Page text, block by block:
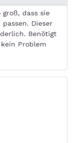
dass sie
Dieser
Benötigt
Problem